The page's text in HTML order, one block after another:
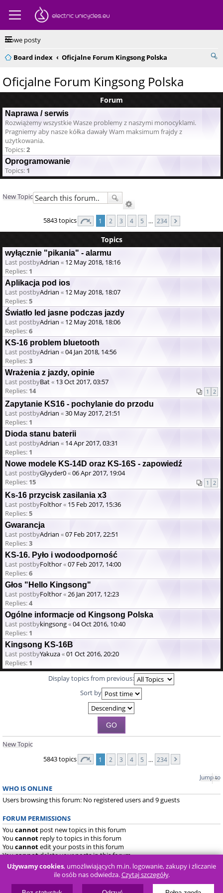
Nowe posty
Board index
Oficjalne Forum Kingsong Polska
Oficjalne Forum Kingsong Polska
Forum
Naprawa / serwis
Rozwiążemy wszystkie Wasze problemy z naszymi monocyklami.
Pragniemy aby nasze kółka dawały Wam maksimum frajdy z
użytkowania.
Topics:2
Oprogramowanie
Topics: 1
New Topic
5843 topics 1 2 3 4 5 … 234
Topics
wyłącznie "pikania" - alarmu
Last postbyAdrian « 12 May 2018, 18:16
Replies: 1
Aplikacja pod ios
Last postbyAdrian « 12 May 2018, 18:07
Replies:5
Światło led jasne podczas jazdy
Last postbyAdrian « 12 May 2018, 18:06
Replies:6
KS-16 problem bluetooth
Last postbyAdrian «04 Jan 2018, 14:56
Replies:3
Wrażenia z jazdy, opinie
Last postbyBat« 13 Oct 2017, 03:57
Replies: 14 1 2
Zapytanie KS16 - pochylanie do przodu
Last postbyAdrian «30 May 2017, 21:51
Replies: 1
Dioda stanu baterii
Last postbyAdrian « 14 Apr 2017, 03:31
Replies: 1
Nowe modele KS-14D oraz KS-16S - zapowiedź
Last postbyGlyyder0«06 Apr 2017, 19:04
Replies: 15 1 2
Ks-16 przycisk zasilania x3
Last postbyFolthor« 15 Feb 2017, 15:36
Replies:5
Gwarancja
Last postbyAdrian «07 Feb 2017, 22:51
Replies:3
KS-16. Pyło i wodoodporność
Last postbyFolthor«07 Feb 2017, 14:00
Replies:6
Głos "Hello Kingsong"
Last postbyFolthor«26 Jan 2017, 12:23
Replies:4
Ogólne informacje od Kingsong Polska
Last postbykingsong«04 Oct 2016, 10:40
Replies: 1
Kingsong KS-16B
Last postbyYakuza«01 Oct 2016, 20:20
Replies: 1
Display topics from previous:
Sort by
New Topic
5843 topics
1 2 3 4 5 … 234
Jump to
WHO IS ONLINE
Users browsing this forum: No registered users and 9 guests
FORUM PERMISSIONS
You cannot post new topics in this forum
You cannot reply to topics in this forum
You cannotedit your posts in this forum
Youcannotdelete your posts in this forum
Youcannotpost attachments in this forum
Używamy cookies, umożliwiających m.in. logowanie, zakupy i zliczanie
ile osób nas odwiedza.Czytaj szczegóły.